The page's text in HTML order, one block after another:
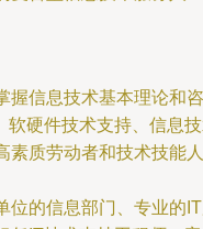
握信息技术基本理论和咨
软硬件技术支持、信息
素质劳动者和技术技能人
位的信息部门、专业的